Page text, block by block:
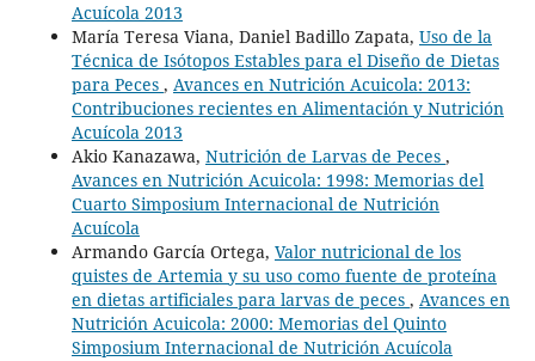
Acuícola 2013
María Teresa Viana, Daniel Badillo Zapata, Uso de la
Técnica de Isótopos Estables para el Diseño de Dietas
para Peces , Avances en Nutrición Acuicola: 2013:
Contribuciones recientes en Alimentación y Nutrición
Acuícola 2013
Akio Kanazawa, Nutrición de Larvas de Peces ,
Avances en Nutrición Acuicola: 1998: Memorias del
Cuarto Simposium Internacional de Nutrición
Acuícola
Armando García Ortega, Valor nutricional de los
quistes de Artemia y su uso como fuente de proteína
en dietas artificiales para larvas de peces , Avances en
Nutrición Acuicola: 2000: Memorias del Quinto
Simposium Internacional de Nutrición Acuícola